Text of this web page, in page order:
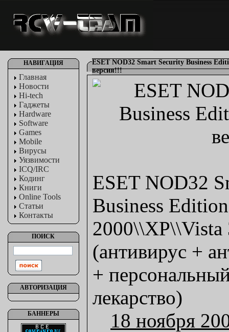
НАВИГАЦИЯ
Главная
Новости
Hi-tech
Гаджеты
Hardware
Software
Games
Mobile
Вирусы
Уязвимости
ICQ/IRC
Кодинг
Книги
Online Tools
Статьи
Контакты
ПОИСК
АВТОРИЗАЦИЯ
БАННЕРЫ
ESET NOD32 Smart Security Business
версия!!!
ESET NOD32
Business
2000\\XP\\Vista
(антивирус +
+
лекарство)
18 ноября